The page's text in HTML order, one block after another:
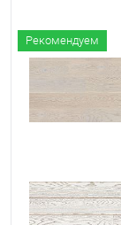
Рекомендуем